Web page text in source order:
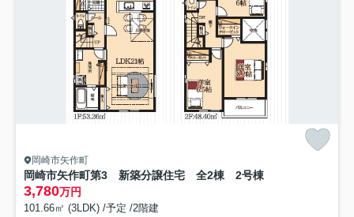
岡崎市矢作町
岡崎市矢作町第3 新築分譲住宅 全2棟 2号棟
3,780万円
101.66㎡ (3LDK) /予定 /2階建